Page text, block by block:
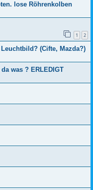
lose Röhrenkolben
1 2
(Cifte, Mazda?)
was ? ERLEDIGT